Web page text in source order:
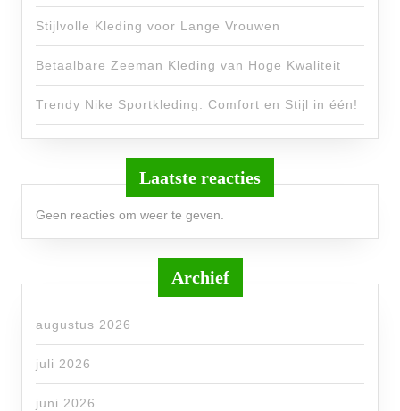
Stijlvolle Kleding voor Lange Vrouwen
Betaalbare Zeeman Kleding van Hoge Kwaliteit
Trendy Nike Sportkleding: Comfort en Stijl in één!
Laatste reacties
Geen reacties om weer te geven.
Archief
augustus 2026
juli 2026
juni 2026